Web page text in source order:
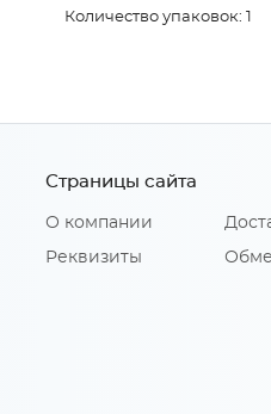
Количество упаковок: 1
Страницы сайта
О компании
Реквизиты